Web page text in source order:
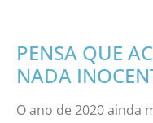
PENSA QUE
NADA
O ano de 2020 ainda